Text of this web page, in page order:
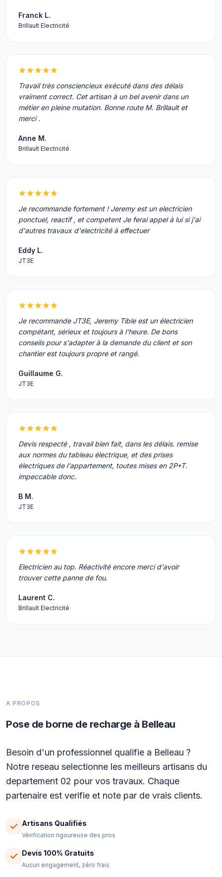
Franck L.
Brillault Electricité
Travail très consciencieux exécuté dans des délais
vraiment correct. Cet artisan à un bel avenir dans un
métier en pleine mutation. Bonne route M. Brillault et
merci .
Anne M.
Brillault Electricité
Je recommande fortement ! Jeremy est un electricien
ponctuel, reactif , et competent Je ferai appel à lui si j'ai
d'autres travaux d'electricité à effectuer
Eddy L.
JT3E
Je recommande JT3E, Jeremy Tible est un électricien
compétant, sérieux et toujours à l'heure. De bons
conseils pour s'adapter à la demande du client et son
chantier est toujours propre et rangé.
Guillaume G.
JT3E
Devis respecté , travail bien fait, dans les délais. remise
aux normes du tableau électrique, et des prises
électriques de l'appartement, toutes mises en 2P+T.
impeccable donc.
B M.
JT3E
Electricien au top. Réactivité encore merci d'avoir
trouver cette panne de fou.
Laurent C.
Brillault Electricité
A PROPOS
Pose de borne de recharge à Belleau
Besoin d'un professionnel qualifie a Belleau ?
Notre reseau selectionne les meilleurs artisans du
departement 02 pour vos travaux. Chaque
partenaire est verifie et note par de vrais clients.
Artisans Qualifiés
Vérification rigoureuse des pros
Devis 100% Gratuits
Aucun engagement, zéro frais